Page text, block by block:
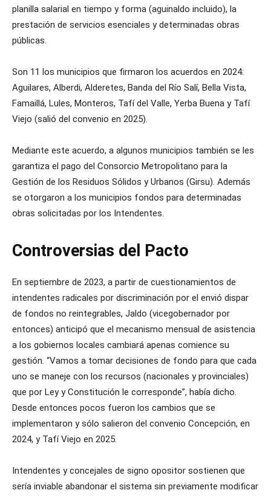
planilla salarial en tiempo y forma (aguinaldo incluido), la
prestación de servicios esenciales y determinadas obras
públicas.
Son 11 los municipios que firmaron los acuerdos en 2024:
Aguilares, Alberdi, Alderetes, Banda del Río Salí, Bella Vista,
Famaillá, Lules, Monteros, Tafí del Valle, Yerba Buena y Tafí
Viejo (salió del convenio en 2025).
Mediante este acuerdo, a algunos municipios también se les
garantiza el pago del Consorcio Metropolitano para la
Gestión de los Residuos Sólidos y Urbanos (Girsu). Además
se otorgaron a los municipios fondos para determinadas
obras solicitadas por los Intendentes.
Controversias del Pacto
En septiembre de 2023, a partir de cuestionamientos de
intendentes radicales por discriminación por el envió dispar
de fondos no reintegrables, Jaldo (vicegobernador por
entonces) anticipó que el mecanismo mensual de asistencia
a los gobiernos locales cambiará apenas comience su
gestión. “Vamos a tomar decisiones de fondo para que cada
uno se maneje con los recursos (nacionales y provinciales)
que por Ley y Constitución le corresponde”, había dicho.
Desde entonces pocos fueron los cambios que se
implementaron y sólo salieron del convenio Concepción, en
2024, y Tafí Viejo en 2025.
Intendentes y concejales de signo opositor sostienen que
sería inviable abandonar el sistema sin previamente modificar